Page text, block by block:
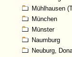
Mühlhausen
München
Münster
Naumburg
Neuburg,